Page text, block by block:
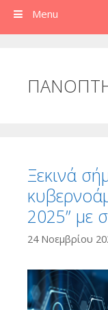
Menu
Ξεκινά
2025” με
24 Νοεμβρίου